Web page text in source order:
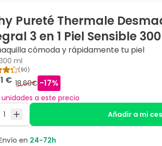
Pureté Thermale
3 en 1 Piel Sensible
cómoda y rápidamente tu piel
ml
(90)
€ 18,60€ -17%
unidades a este precio
Añadir a mi
en 24-72h